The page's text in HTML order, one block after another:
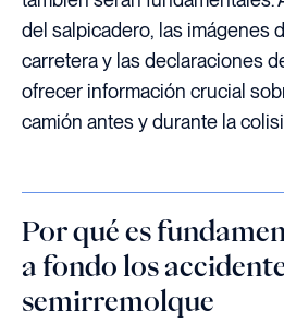
del salpicadero, las imágenes
carretera y las declaraciones
ofrecer información crucial
camión antes y durante la
Por qué es
a fondo los
semirremolque